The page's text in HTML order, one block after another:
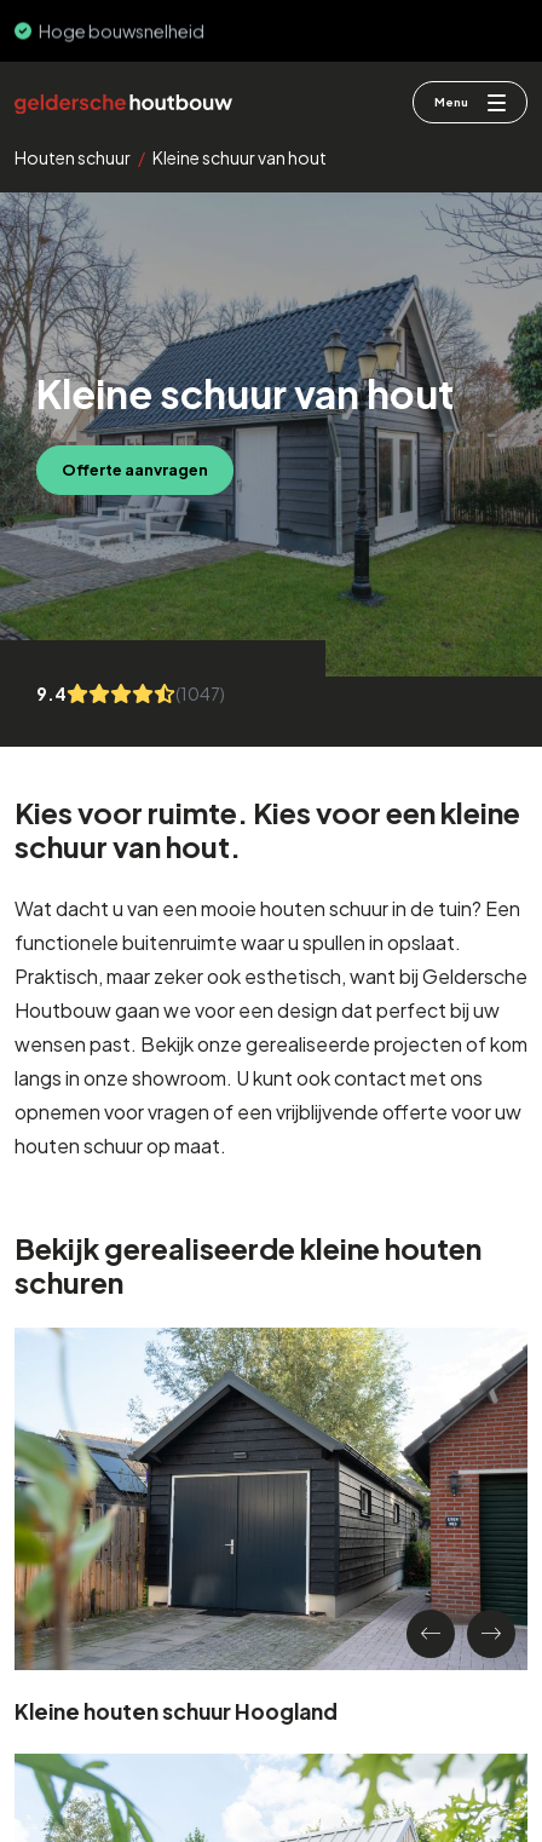
PEFC & FSC
Menu
Houten schuur / Kleine schuur van hout
Kleine schuur van hout
Offerte aanvragen
9.4 (1047)
Kies voor ruimte. Kies voor een kleine
schuur van hout.
Wat dacht u van een mooie houten schuur in de tuin? Een
functionele buitenruimte waar u spullen in opslaat.
Praktisch, maar zeker ook esthetisch, want bij Geldersche
Houtbouw gaan we voor een design dat perfect bij uw
wensen past. Bekijk onze gerealiseerde projecten of kom
langs in onze showroom. U kunt ook contact met ons
opnemen voor vragen of een vrijblijvende offerte voor uw
houten schuur op maat.
Bekijk gerealiseerde kleine houten
schuren
Kleine houten schuur Hoogland